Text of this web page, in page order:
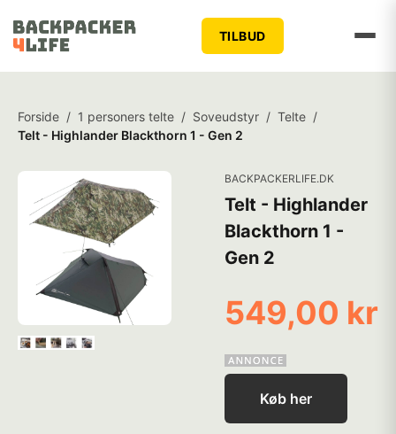
TILBUD
Forside / 1 personers telte / Soveudstyr / Telte /
Telt - Highlander Blackthorn 1 - Gen 2
BACKPACKERLIFE.DK
Telt - Highlander
Blackthorn 1 -
Gen 2
549,00 kr
Køb her